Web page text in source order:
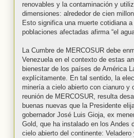
renovables y la contaminación y
dimensiones: alrededor de cien
Esto significa una muerte cotidiana
poblaciones afectadas afirma “el
La Cumbre de MERCOSUR debe
Venezuela en el contexto de estas
bienestar de los países de América
explícitamente. En tal sentido, la
minería a cielo abierto con cianuro
reunión de MERCOSUR, resulta
buenas nuevas que la Presidente
gobernador José Luis Gioja, ex
Gold, que ha instalado en los Andes
cielo abierto del continente: